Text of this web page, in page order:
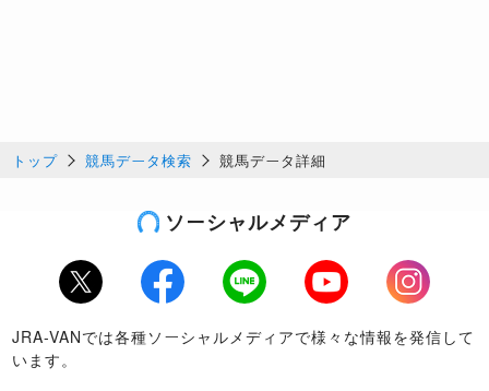
トップ 競馬データ検索 競馬データ詳細
ソーシャルメディア
Twitter Facebook LINE Youtube
Instagram
JRA-VANでは各種ソーシャルメディアで様々な情報を発信して
います。